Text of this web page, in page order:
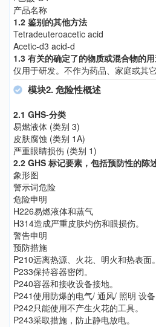
产品名称
1.2 鉴别的其他方法
Tetradeuteroacetic acid
Acetic-d3 acid-d
1.3 有关的确定了的物质或混合物的
仅用于研发。不作为药品、家庭或其它
模块2. 危险性概述
2.1 GHS-分类
易燃液体 (类别 3)
皮肤腐蚀 (类别 1A)
严重眼睛损伤 (类别 1)
2.2 GHS 标记要素，包括预防性的陈
象形图
警示词危险
危险申明
H226易燃液体和蒸气
H314造成严重皮肤灼伤和眼损伤。
警告申明
预防措施
P210远离热源、火花、明火和热表面
P233保持容器密闭。
P240容器和接收设备接地。
P241使用防爆的电气/ 通风/ 照明 设备
P242只能使用不产生火花的工具。
P243采取措施，防止静电放电。